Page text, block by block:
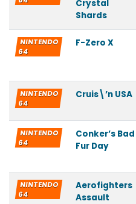
Crystal
Shards
NINTENDO
64
F-Zero X
NINTENDO
64
Cruis\’n USA
NINTENDO
64
Conker’s Bad
Fur Day
NINTENDO
64
Aerofighters
Assault